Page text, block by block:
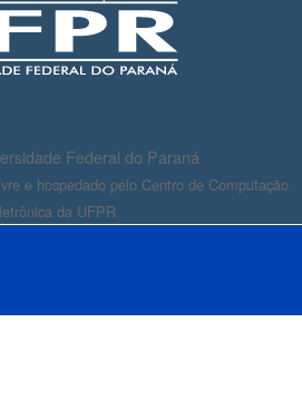
Federal do Paraná
e hospedado pelo Centro de Computação
da UFPR